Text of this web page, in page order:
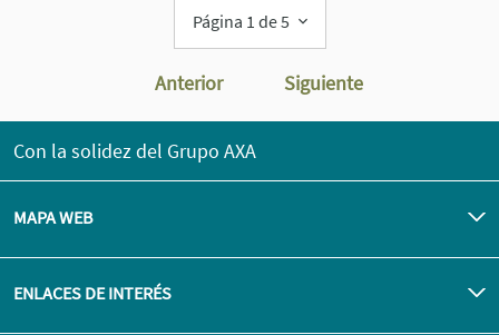
Página 1 de 5
Anterior Siguiente
Con la solidez del Grupo AXA
MAPA WEB
ENLACES DE INTERÉS